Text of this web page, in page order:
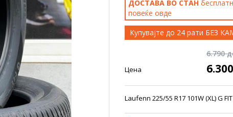
ДОСТАВА ВО СТАН
повеќе овде
Купувајте до 24 рати БЕЗ
6.790
Цена
Laufenn 225/55 R17 101W (XL) G